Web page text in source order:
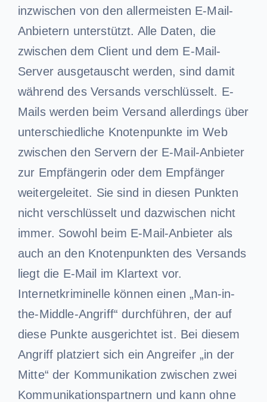
inzwischen von den allermeisten E-Mail-
Anbietern unterstützt. Alle Daten, die
zwischen dem Client und dem E-Mail-
Server ausgetauscht werden, sind damit
während des Versands verschlüsselt. E-
Mails werden beim Versand allerdings über
unterschiedliche Knotenpunkte im Web
zwischen den Servern der E-Mail-Anbieter
zur Empfängerin oder dem Empfänger
weitergeleitet. Sie sind in diesen Punkten
nicht verschlüsselt und dazwischen nicht
immer. Sowohl beim E-Mail-Anbieter als
auch an den Knotenpunkten des Versands
liegt die E-Mail im Klartext vor.
Internetkriminelle können einen „Man-in-
the-Middle-Angriff“ durchführen, der auf
diese Punkte ausgerichtet ist. Bei diesem
Angriff platziert sich ein Angreifer „in der
Mitte“ der Kommunikation zwischen zwei
Kommunikationspartnern und kann ohne